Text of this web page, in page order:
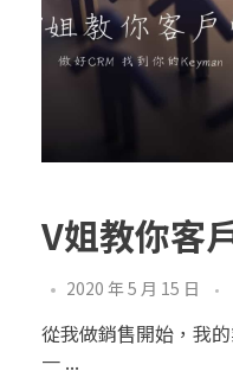
V姐教你客
2020 年 5 月 15 日
從我做銷售開始，我
一 ...